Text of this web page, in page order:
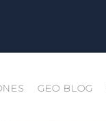
GEO BLOG